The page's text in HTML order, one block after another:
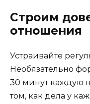
Строим
отношения
Устраивайте
Необязательно
30 минут каждую
том, как дела у